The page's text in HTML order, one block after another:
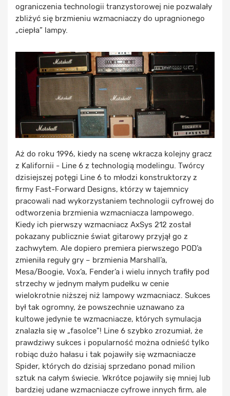
ograniczenia technologii tranzystorowej nie pozwalały
zbliżyć się brzmieniu wzmacniaczy do upragnionego
„ciepła” lampy.
Aż do roku 1996, kiedy na scenę wkracza kolejny gracz
z Kalifornii - Line 6 z technologią modelingu. Twórcy
dzisiejszej potęgi Line 6 to młodzi konstruktorzy z
firmy Fast-Forward Designs, którzy w tajemnicy
pracowali nad wykorzystaniem technologii cyfrowej do
odtworzenia brzmienia wzmacniacza lampowego.
Kiedy ich pierwszy wzmacniacz AxSys 212 został
pokazany publicznie świat gitarowy przyjął go z
zachwytem. Ale dopiero premiera pierwszego POD’a
zmieniła reguły gry – brzmienia Marshall’a,
Mesa/Boogie, Vox’a, Fender’a i wielu innych trafiły pod
strzechy w jednym małym pudełku w cenie
wielokrotnie niższej niż lampowy wzmacniacz. Sukces
był tak ogromny, że powszechnie uznawano za
kultowe jedynie te wzmacniacze, których symulacja
znalazła się w „fasolce”! Line 6 szybko zrozumiał, że
prawdziwy sukces i popularność można odnieść tylko
robiąc dużo hałasu i tak pojawiły się wzmacniacze
Spider, których do dzisiaj sprzedano ponad milion
sztuk na całym świecie. Wkrótce pojawiły się mniej lub
bardziej udane wzmacniacze cyfrowe innych firm, ale